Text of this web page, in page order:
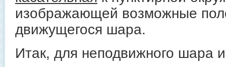
изображающей возможные
движущегося шара.
Итак, для неподвижного шара